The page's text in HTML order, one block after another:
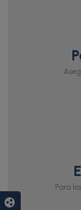
Para
group_work